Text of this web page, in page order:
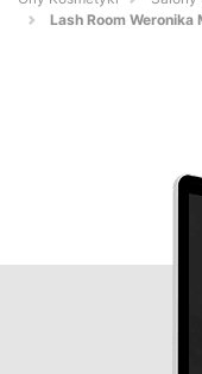
Lash Room Weronika